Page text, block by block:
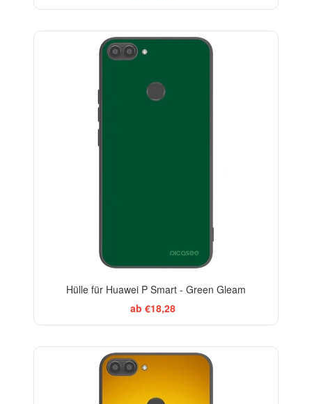
Hülle für Huawei P Smart - Green Gleam
ab €18,28